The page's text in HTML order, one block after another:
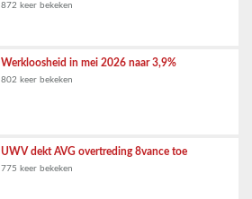
872 keer bekeken
Werkloosheid in mei 2026 naar 3,9%
802 keer bekeken
UWV dekt AVG overtreding 8vance toe
775 keer bekeken